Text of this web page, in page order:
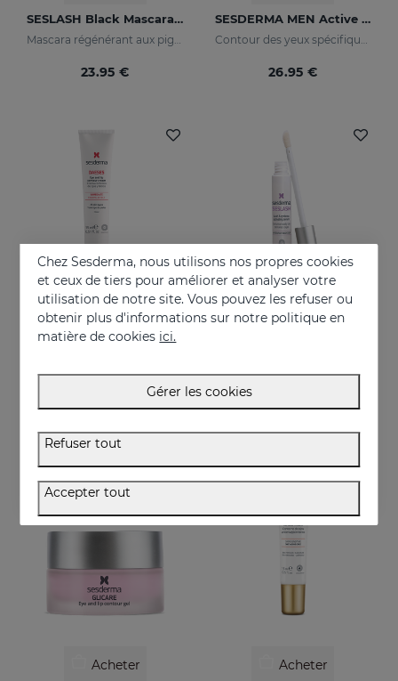
SESLASH Black Mascara Régénérant
23.95 €
SESDERMA MEN Active Contour Des Yeux
26.95 €
Acheter
Effet lifting immédiat et durable
36.95 €
Acheter
Je dit « oui » aux cils XXL !
36.95 €
Acheter Acheter
Chez Sesderma, nous utilisons nos propres cookies
et ceux de tiers pour améliorer et analyser votre
utilisation de notre site. Vous pouvez les refuser ou
obtenir plus d'informations sur notre politique en
matière de cookies ici.
Gérer les cookies
Refuser tout
Accepter tout